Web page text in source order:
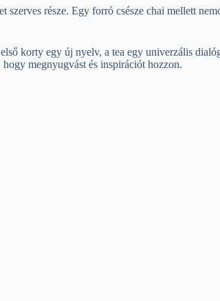
része. Egy forró csésze chai mellett
korty egy új nyelv, a tea egy univerzális
megnyugvást és inspirációt hozzon.